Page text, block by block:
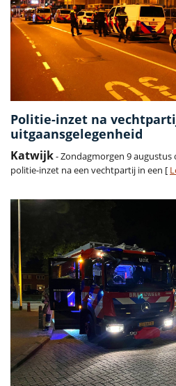
Politie-inzet na
uitgaansgelegenheid
Katwijk- Zondagmorgen 9 augustus
politie-inzet na een vechtpartij in een [